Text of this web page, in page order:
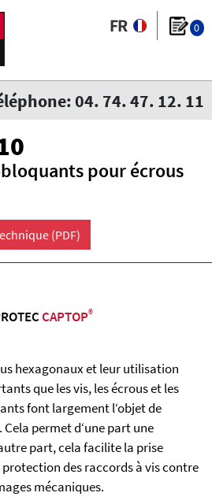
0
04. 74. 47. 12. 11
pour écrous
(PDF)
CAPTOP®
hexagonaux et leur utilisation
que les vis, les écrous et les
font largement l‘objet de
permet d‘une part une
part, cela facilite la prise
protection des raccords à vis contre
mécaniques.